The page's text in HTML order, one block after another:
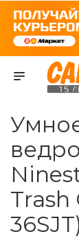
Trash